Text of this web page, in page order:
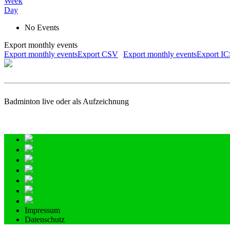
Day
No Events
Export monthly events
Export monthly eventsExport CSV Export monthly eventsExport
Badminton live oder als Aufzeichnung
Impressum
Datenschutz